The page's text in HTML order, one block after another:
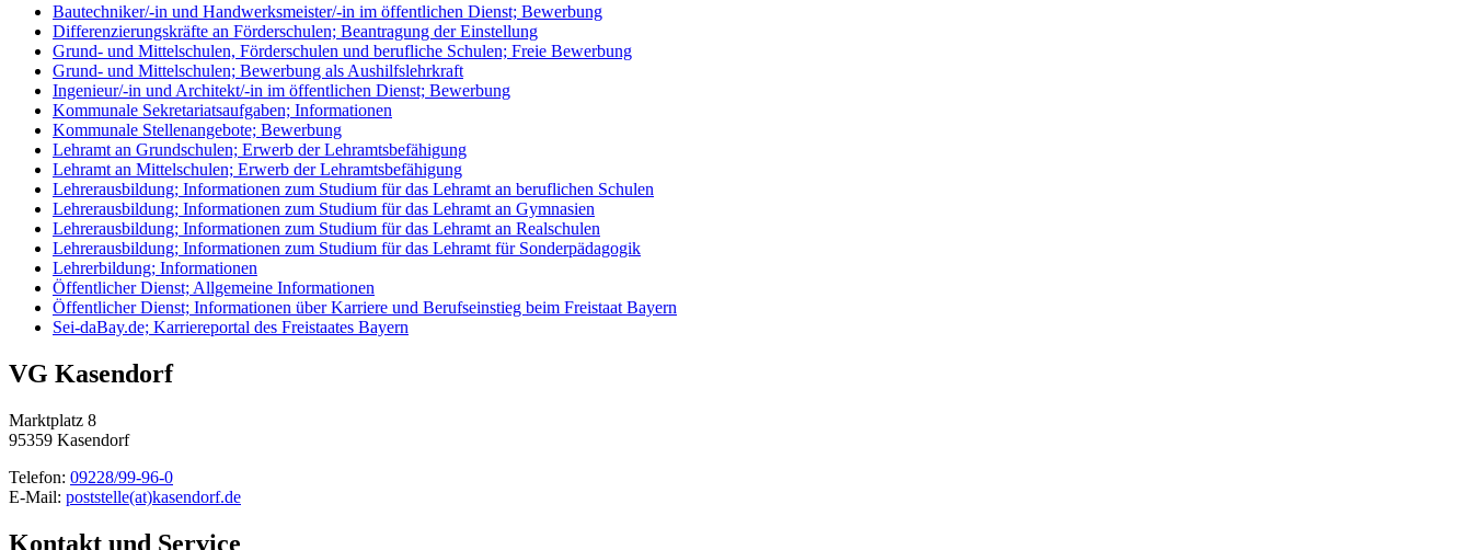
Bautechniker/-in und Handwerksmeister/-in im öffentlichen Dienst; Bewerbung
Differenzierungskräfte an Förderschulen; Beantragung der Einstellung
Grund- und Mittelschulen, Förderschulen und berufliche Schulen; Freie Bewerbung
Grund- und Mittelschulen; Bewerbung als Aushilfslehrkraft
Ingenieur/-in und Architekt/-in im öffentlichen Dienst; Bewerbung
Kommunale Sekretariatsaufgaben; Informationen
Kommunale Stellenangebote; Bewerbung
Lehramt an Grundschulen; Erwerb der Lehramtsbefähigung
Lehramt an Mittelschulen; Erwerb der Lehramtsbefähigung
Lehrerausbildung; Informationen zum Studium für das Lehramt an beruflichen Schulen
Lehrerausbildung; Informationen zum Studium für das Lehramt an Gymnasien
Lehrerausbildung; Informationen zum Studium für das Lehramt an Realschulen
Lehrerausbildung; Informationen zum Studium für das Lehramt für Sonderpädagogik
Lehrerbildung; Informationen
Öffentlicher Dienst; Allgemeine Informationen
Öffentlicher Dienst; Informationen über Karriere und Berufseinstieg beim Freistaat Bayern
Sei-daBay.de; Karriereportal des Freistaates Bayern
VG Kasendorf
Marktplatz 8
95359 Kasendorf
Telefon: 09228/99-96-0
E-Mail: poststelle(at)kasendorf.de
Kontakt und Service